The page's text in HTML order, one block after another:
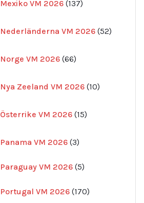
Mexiko VM 2026 137
produkter
Nederländerna VM 2026 52
Norge VM 2026 66
produkter
Nya Zeeland VM 2026 10
produkter
Österrike VM 2026 15
produkter
Panama VM 2026 3
produkter
Paraguay VM 2026 55
Portugal VM 2026 170
produkter